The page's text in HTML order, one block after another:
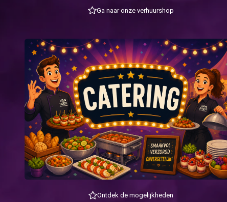
Ga naar onze verhuurshop
Ontdek de mogelijkheden